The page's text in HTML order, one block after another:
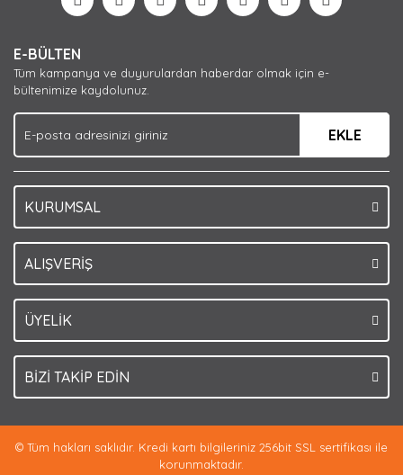
Yorum Yaz
Ürün açıklamasında eksik bilgiler bulunuyor.
Ürün bilgilerinde hatalar bulunuyor.
Ürün fiyatı diğer sitelerden daha pahalı.
Bu ürüne benzer farklı alternatifler olmalı.
E-BÜLTEN
Tüm kampanya ve duyurulardan haberdar olmak için e-
bültenimize kaydolunuz.
EKLE
KURUMSAL
ALIŞVERİŞ
ÜYELİK
BİZİ TAKİP EDİN
© Tüm hakları saklıdır. Kredi kartı bilgileriniz 256bit SSL sertifikası ile
korunmaktadır.